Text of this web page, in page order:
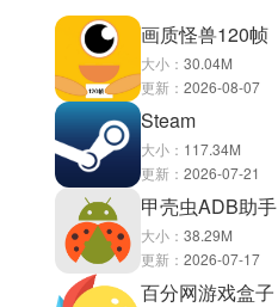
画质怪兽120帧
大小： 30.04M
更新： 2026-08-07
Steam
大小： 117.34M
更新： 2026-07-21
甲壳虫ADB助手
大小： 38.29M
更新： 2026-07-17
百分网游戏盒子